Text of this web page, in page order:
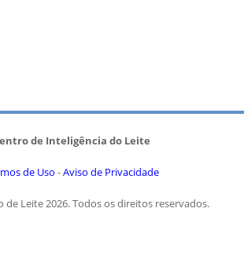
de Inteligência do Leite
de Uso -Aviso de Privacidade
de Leite 2026. Todos os direitos reservados.